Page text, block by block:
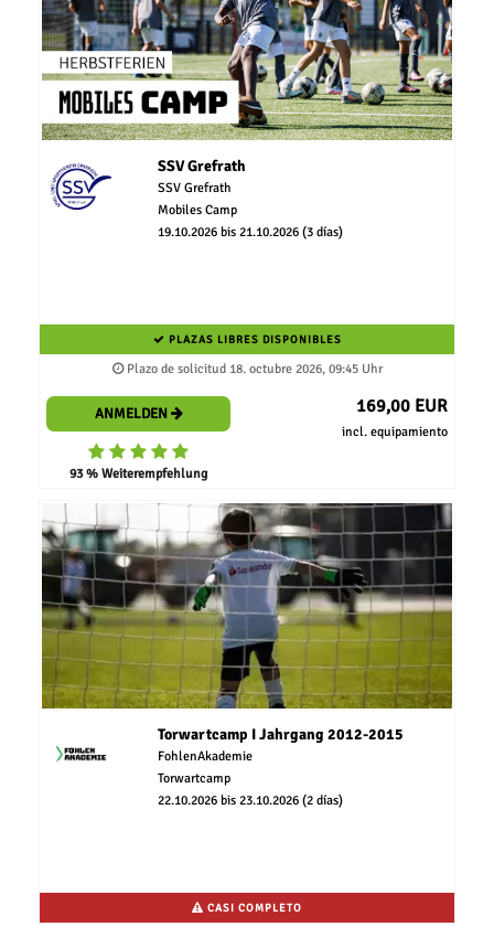
SSV Grefrath
SSV Grefrath
Mobiles Camp
19.10.2026 bis 21.10.2026 (3 días)
PLAZAS LIBRES DISPONIBLES
Plazo de solicitud 18. octubre 2026, 09:45 Uhr
ANMELDEN
93 % Weiterempfehlung
169,00 EUR
incl. equipamiento
Torwartcamp I Jahrgang 2012-2015
FohlenAkademie
Torwartcamp
22.10.2026 bis 23.10.2026 (2 días)
CASI COMPLETO